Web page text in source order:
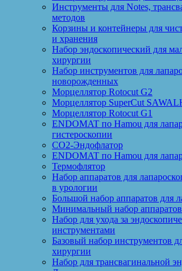
Инструменты для Notes,
методов
Корзины и контейнеры для
и хранения
Набор эндоскопический для
хирургии
Набор инструментов для
новорожденных
Морцеллятор Rotocut G2
Морцеллятор SuperCut
Морцеллятор Rotocut G1
ENDOMAT по Hamou для
гистероскопии
CO2-Эндофлатор
ENDOMAT по Hamou для
Термофлятор
Набор аппаратов для
в урологии
Большой набор аппаратов для
Минимальный набор аппаратов
Набор для ухода за
инструментами
Базовый набор инструментов
хирургии
Набор для трансвагинальной